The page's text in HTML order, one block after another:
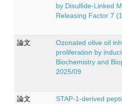
by Disulfide-Linked
Releasing Factor 7
論文
Ozonated olive oil
proliferation by
Biochemistry and
2025/09
論文
STAP-1-derived